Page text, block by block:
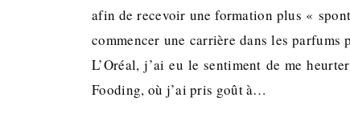
afin de recevoir une formation plus «
commencer une carrière dans les
L’Oréal, j’ai eu le sentiment de me
Fooding, où j’ai pris goût à…